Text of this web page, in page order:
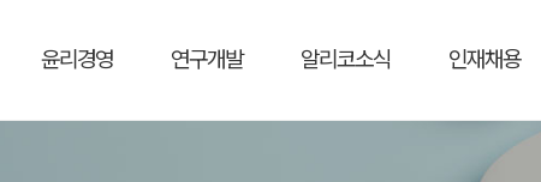
윤리경영 연구개발 알리코소식 인재채용